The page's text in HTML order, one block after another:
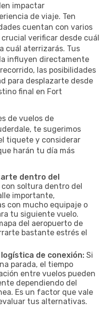
impactar
de viaje. Ten
cuentan con varios
verificar desde cuál
cuál aterrizarás. Tus
influyen directamente
las posibilidades
para desplazarte desde
final en Fort
de vuelos de
te sugerimos
tiquete y considerar
harán tu día más
dentro del
con soltura dentro del
importante,
con mucho equipaje o
tu siguiente vuelo.
del aeropuerto de
bastante estrés el
de conexión: Si
parada, el tiempo
entre vuelos pueden
dependiendo del
Es un factor que vale
tus alternativas.